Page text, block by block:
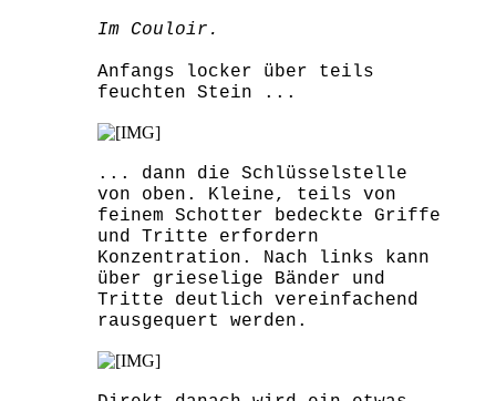
Im Couloir.
Anfangs locker über teils
feuchten Stein ...
... dann die Schlüsselstelle
von oben. Kleine, teils von
feinem Schotter bedeckte Griffe
und Tritte erfordern
Konzentration. Nach links kann
über grieselige Bänder und
Tritte deutlich vereinfachend
rausgequert werden.